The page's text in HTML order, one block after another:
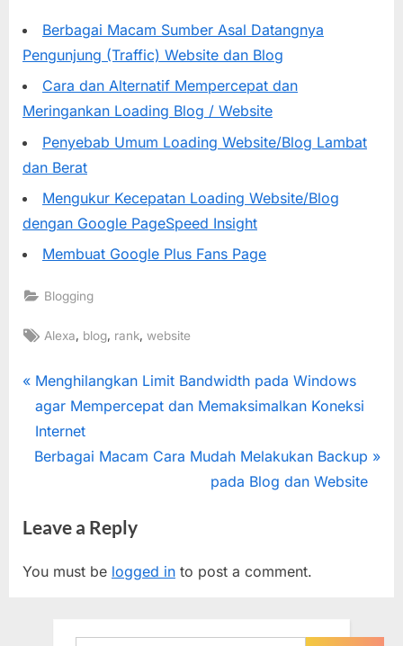
Berbagai Macam Sumber Asal Datangnya
Pengunjung (Traffic) Website dan Blog
Cara dan Alternatif Mempercepat dan
Meringankan Loading Blog / Website
Penyebab Umum Loading Website/Blog Lambat
dan Berat
Mengukur Kecepatan Loading Website/Blog
dengan Google PageSpeed Insight
Membuat Google Plus Fans Page
Blogging
Tags:
Alexa blog rank ,website
Post
navigation
P
r
e
v
u
P
Menghilangkan Limit Bandwidth pada Windows
agar Mempercepat dan Memaksimalkan Koneksi
Internet
N
t
o
Berbagai Macam Cara Mudah Melakukan Backup
pada Blog dan Website
Leave a Reply
You must be logged in to post a comment.